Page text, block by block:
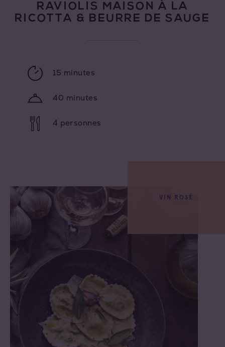
RAVIOLIS MAISON À LA
RICOTTA & BEURRE DE SAUGE
15 minutes
40 minutes
4 personnes
VIN ROSÉ